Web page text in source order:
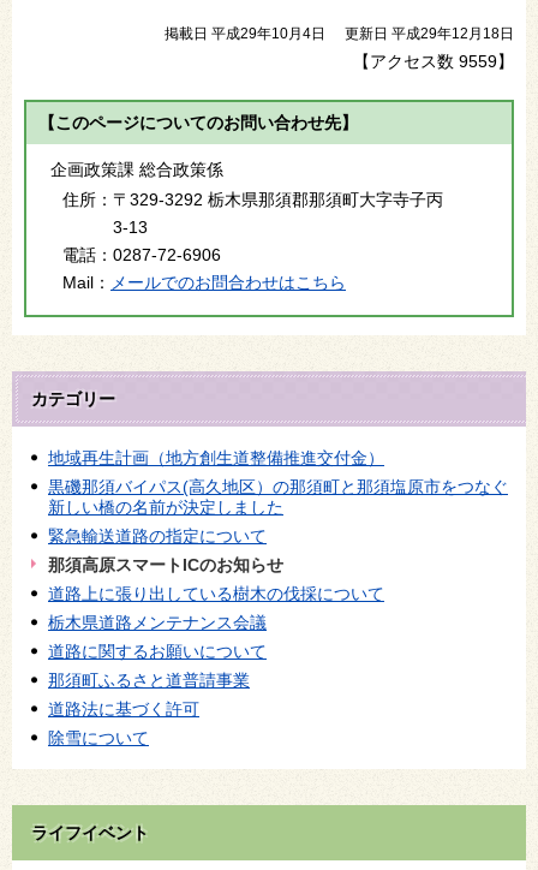
掲載日 平成29年10月4日 更新日 平成29年12月18日
【アクセス数 9559】
【このページについてのお問い合わせ先】
企画政策課 総合政策係
住所： 〒329-3292 栃木県那須郡那須町大字寺子丙
3-13
電話： 0287-72-6906
Mail：
メールでのお問合わせはこちら
カテゴリー
地域再生計画（地方創生道整備推進交付金）
黒磯那須バイパス(高久地区）の那須町と那須塩原市をつなぐ
新しい橋の名前が決定しました
緊急輸送道路の指定について
那須高原スマートICのお知らせ
道路上に張り出している樹木の伐採について
栃木県道路メンテナンス会議
道路に関するお願いについて
那須町ふるさと道普請事業
道路法に基づく許可
除雪について
ライフイベント